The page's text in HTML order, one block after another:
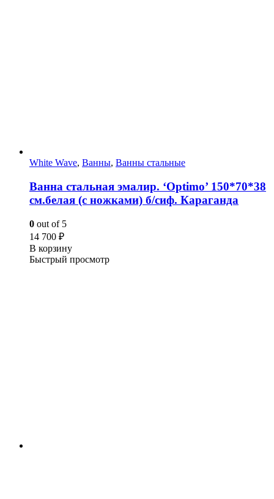
White Wave, Ванны, Ванны стальные
Ванна стальная эмалир. ‘Optimo’ 150*70*38
см.белая (с ножками) б/сиф. Караганда
0 out of 5
14 700 ₽
В корзину
Быстрый просмотр